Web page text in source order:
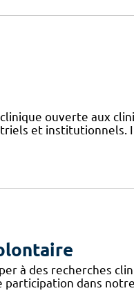
ouverte aux
et institutionnels.
à des recherches
dans